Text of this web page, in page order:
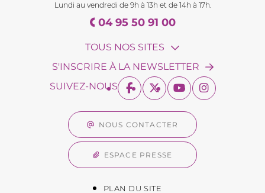
Lundi au vendredi de 9h à 13h et de 14h à 17h.
04 95 50 91 00
TOUS NOS SITES
S'INSCRIRE À LA NEWSLETTER
SUIVEZ-NOUS
NOUS CONTACTER
ESPACE PRESSE
PLAN DU SITE